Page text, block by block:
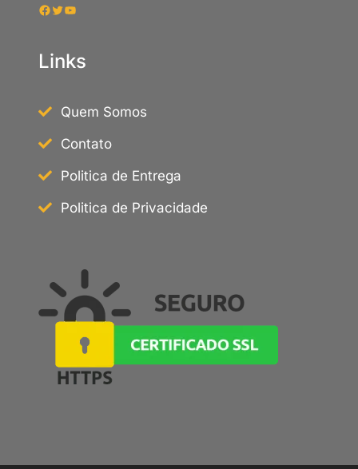
Facebook Twitter Youtube
Links
Quem Somos
Contato
Politica de Entrega
Politica de Privacidade